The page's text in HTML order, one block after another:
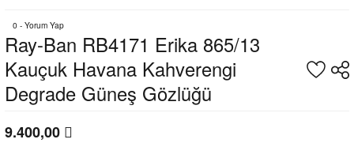
0 - Yorum Yap
Ray-Ban RB4171 Erika 865/13
Kauçuk Havana Kahverengi
Degrade Güneş Gözlüğü
9.400,00